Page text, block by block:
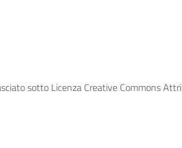
sotto Licenza Creative Commons